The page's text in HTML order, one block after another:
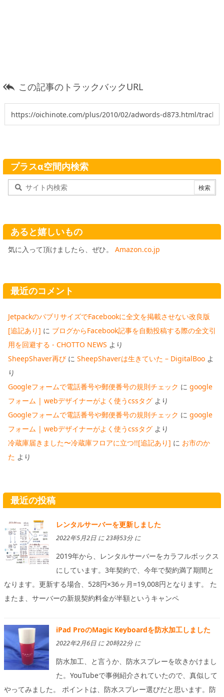
 この記事のトラックバックURL
プラスα空間内検索
あると嬉しいもの
気に入って頂けましたら、ぜひ。 Amazon.co.jp
最近のコメント
JetpackのパブリサイズでFacebookに全文を掲載させない改良版
[追記あり] に ブログからFacebook記事を自動投稿する際の全文引
用を回避する - CHOTTO NEWS より
SheepShaver再び に SheepShaverは生きていた – DigitalBoo よ
り
Googleフォームで電話番号や郵便番号の規則チェック に google
フォーム | webデザイナーがよく使うcssタグ より
Googleフォームで電話番号や郵便番号の規則チェック に google
フォーム | webデザイナーがよく使うcssタグ より
冷蔵庫届きました〜冷蔵庫フロアに立つ!![追記あり] に お市のか
た より
最近の投稿
レンタルサーバーを更新しました
2022年5月2日 に 23時53分 に
2019年から、レンタルサーバーをカラフルボックス
にしています。3年契約で、今年で契約満了期間と
なります。更新する場合、528円×36ヶ月=19,008円となります。 た
またま、サーバーの新規契約料金が半額というキャンペ
iPad ProのMagic Keyboardを防水加工しました
2022年2月6日 に 20時22分 に
防水加工、と言うか、防水スプレーを吹きかけまし
た。YouTubeで事例紹介されていたので、真似して
やってみました。 ポイントは、防水スプレー選びだと思います。防